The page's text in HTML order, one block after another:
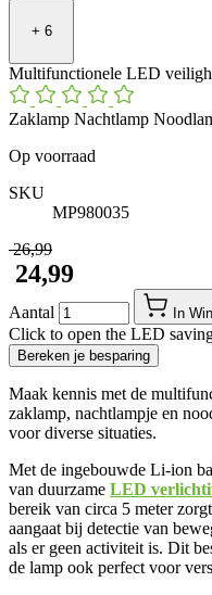
+ 6
Multifunctionele LED
Zaklamp Nachtlamp
Op voorraad
SKU
MP980035
​ 26,99
​ 24,99
Aantal In
Click to open the LED
Bereken je besparing
Maak kennis met de
zaklamp, nachtlampje en
voor diverse situaties.
Met de ingebouwde Li-ion
van duurzame LED
bereik van circa 5 meter
aangaat bij detectie van
als er geen activiteit is. Dit
de lamp ook perfect voor